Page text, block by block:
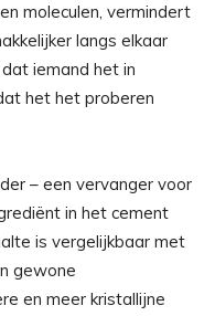
moleculen, vermindert
langs elkaar
iemand het in
het het proberen
– een vervanger voor
in het cement
is vergelijkbaar met
gewone
en meer kristallijne